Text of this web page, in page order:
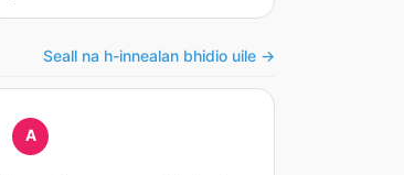
Seall na h-innealan bhidio uile →
A